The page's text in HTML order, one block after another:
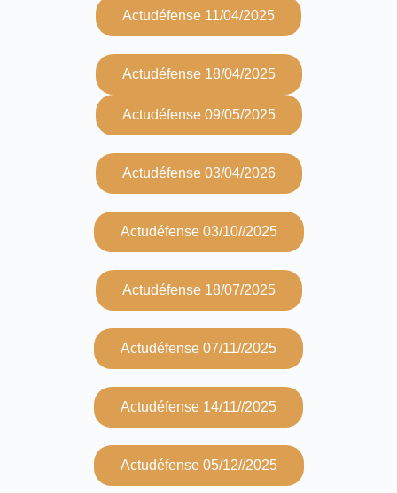
Actudéfense 11/04/2025
Actudéfense 18/04/2025
Actudéfense 09/05/2025
Actudéfense 03/04/2026
Actudéfense 03/10//2025
Actudéfense 18/07/2025
Actudéfense 07/11//2025
Actudéfense 14/11//2025
Actudéfense 05/12//2025